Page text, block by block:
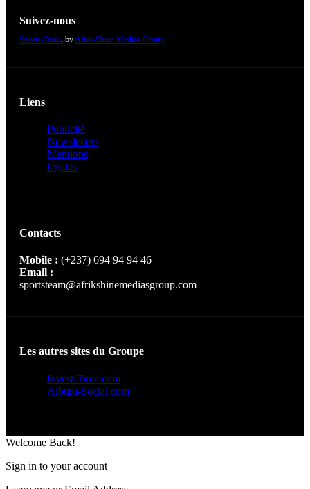
Suivez-nous
Sports-Team, byAfrik-Shine Medias Group
Liens
Publicité
Newsletters
Mentions
légales
Contacts
Mobile : (+237) 694 94 94 46
Email :
sportsteam@afrikshinemediasgroup.com
Les autres sites du Groupe
Invest-Time.com
Album-Social.com
Welcome Back!
Sign in to your account